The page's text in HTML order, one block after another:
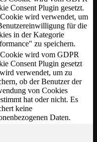
Consent Plugin gesetzt.
wird verwendet, um
für die
in der Kategorie
zu speichern.
wird vom GDPR
Consent Plugin gesetzt
verwendet, um zu
ob der Benutzer der
von Cookies
hat oder nicht. Es
keine
Daten.